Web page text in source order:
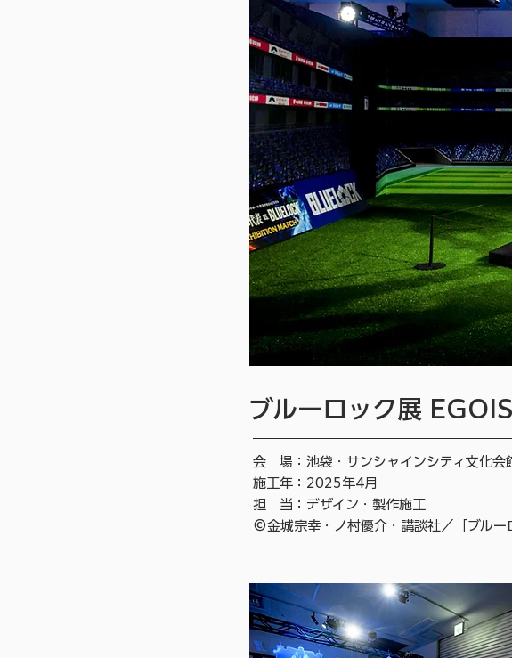
ブルーロック展
会 場：​池袋・サンシャインシティ文化会
施工年：2025年4月
担 当：デザイン・製作施工
©金城宗幸・ノ村優介・講談社／「ブルー